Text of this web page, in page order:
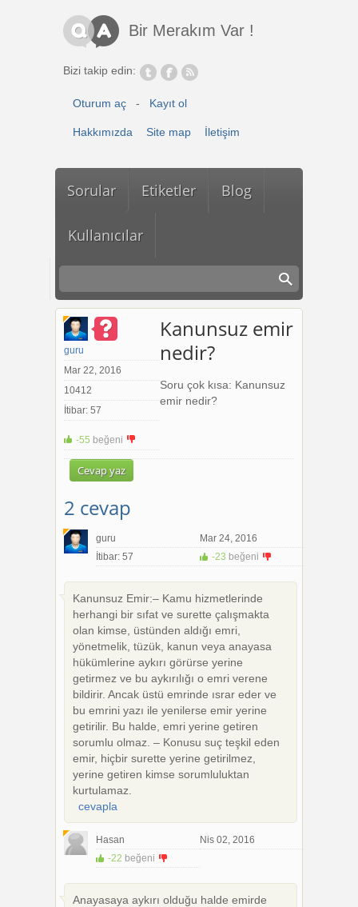
Bir Merakım Var !
Bizi takip edin:
Oturum aç - Kayıt ol
Hakkımızda Site map İletişim
Sorular Etiketler Blog
Kullanıcılar
guru
Mar 22, 2016
10412
İtibar: 57
-55 beğeni
Kanunsuz emir
nedir?
Soru çok kısa: Kanunsuz
emir nedir?
Cevap yaz
2 cevap
guru
Mar 24, 2016
İtibar: 57
-23 beğeni
Kanunsuz Emir:– Kamu hizmetlerinde
herhangi bir sıfat ve surette çalışmakta
olan kimse, üstünden aldığı emri,
yönetmelik, tüzük, kanun veya anayasa
hükümlerine aykırı görürse yerine
getirmez ve bu aykırılığı o emri verene
bildirir. Ancak üstü emrinde ısrar eder ve
bu emrini yazı ile yenilerse emir yerine
getirilir. Bu halde, emri yerine getiren
sorumlu olmaz. – Konusu suç teşkil eden
emir, hiçbir surette yerine getirilmez,
yerine getiren kimse sorumluluktan
kurtulamaz.
cevapla
Hasan
Nis 02, 2016
-22 beğeni
Anayasaya aykırı olduğu halde emirde